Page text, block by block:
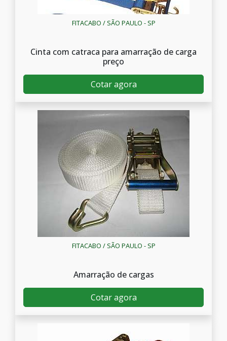
FITACABO / SÃO PAULO - SP
Cinta com catraca para amarração de carga
preço
Cotar agora
FITACABO / SÃO PAULO - SP
Amarração de cargas
Cotar agora